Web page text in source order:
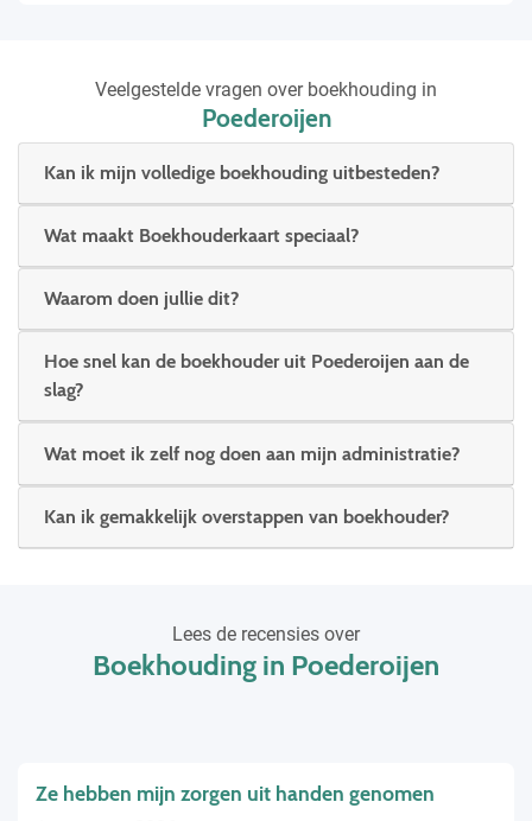
Veelgestelde vragen over boekhouding in
Poederoijen
Kan ik mijn volledige boekhouding uitbesteden?
Wat maakt Boekhouderkaart speciaal?
Waarom doen jullie dit?
Hoe snel kan de boekhouder uit Poederoijen aan de
slag?
Wat moet ik zelf nog doen aan mijn administratie?
Kan ik gemakkelijk overstappen van boekhouder?
Lees de recensies over
Boekhouding in Poederoijen
Ze hebben mijn zorgen uit handen genomen